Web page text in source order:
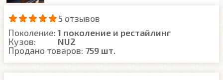
5 отзывов
Поколение: 1 поколение и рестайлинг
Кузов:
NU2
Продано товаров: 759 шт.